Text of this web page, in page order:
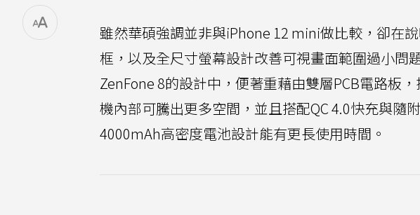
雖然華碩強調並非與iPhone 12 mini做比較，卻在
框，以及全尺寸螢幕設計改善可視畫面範圍過小問
ZenFone 8的設計中，便著重藉由雙層PCB電路板
機內部可騰出更多空間，並且搭配QC 4.0快充與隨
4000mAh高密度電池設計能有更長使用時間。